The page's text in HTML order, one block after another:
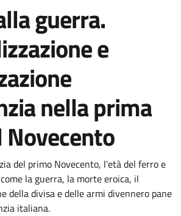
guerra.
e
nella prima
del primo Novecento, l'età del ferro e
la guerra, la morte eroica, il
della divisa e delle armi divennero pane
italiana.